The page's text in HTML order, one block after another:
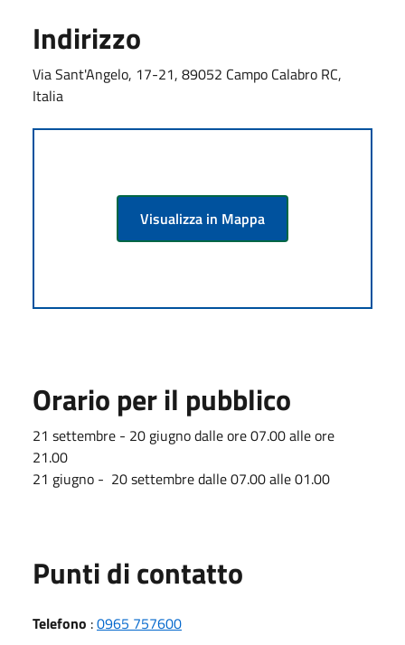
Indirizzo
Via Sant'Angelo, 17-21, 89052 Campo Calabro RC,
Italia
Visualizza in Mappa
Orario per il pubblico
21 settembre - 20 giugno dalle ore 07.00 alle ore
21.00
21 giugno - 20 settembre dalle 07.00 alle 01.00
Punti di contatto
Telefono :0965 757600